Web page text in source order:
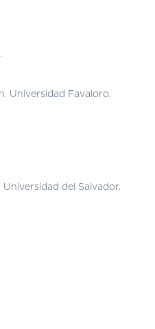
Universidad Favaloro.
del Salvador.